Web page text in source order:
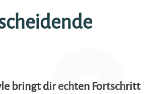
bringt dir echten Fortschritt